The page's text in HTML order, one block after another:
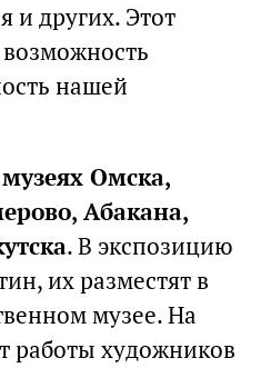
и других. Этот
нашей
Омска,
Абакана,
. В экспозицию
их разместят в
музее. На
работы художников